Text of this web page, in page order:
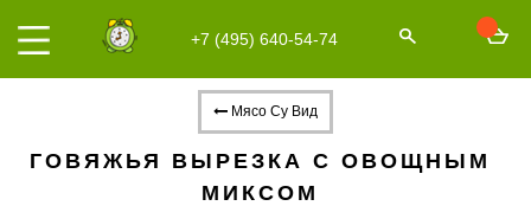
+7 (495) 640-54-74
Мясо Су Вид
ГОВЯЖЬЯ ВЫРЕЗКА С ОВОЩНЫМ
МИКСОМ